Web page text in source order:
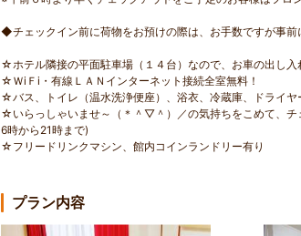
◆チェックイン前に荷物をお預けの際は、お手数ですが事
☆ホテル隣接の平面駐車場（１４台）なので、お車の出し入
☆ＷiＦi・有線ＬＡＮインターネット接続全室無料！
☆バス、トイレ（温水洗浄便座）、浴衣、冷蔵庫、ドライヤ
☆いらっしゃいませ～（＊＾▽＾）／の気持ちをこめて、チ
6時から21時まで)
☆フリードリンクマシン、館内コインランドリー有り
プラン内容